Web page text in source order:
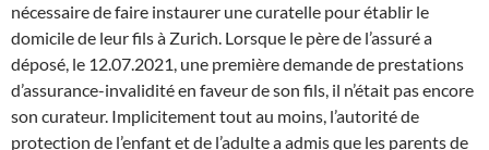
nécessaire de faire instaurer une curatelle pour établir le
domicile de leur fils à Zurich. Lorsque le père de l’assuré a
déposé, le 12.07.2021, une première demande de prestations
d’assurance-invalidité en faveur de son fils, il n’était pas encore
son curateur. Implicitement tout au moins, l’autorité de
protection de l’enfant et de l’adulte a admis que les parents de